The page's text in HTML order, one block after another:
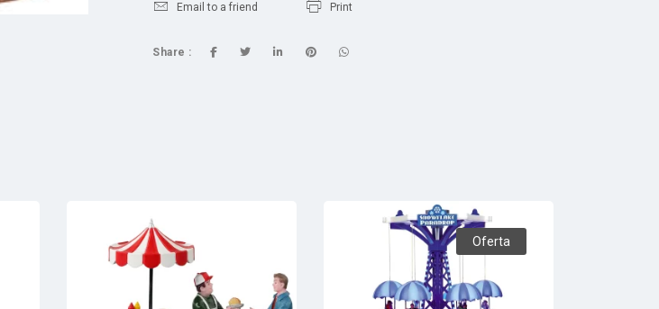
Email to a friend Print
Share :
Oferta